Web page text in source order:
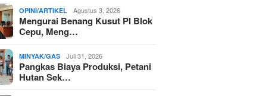
OPINI/ARTIKEL Agustus 3, 2026
Mengurai Benang Kusut PI Blok
Cepu, Meng…
MINYAK/GAS Juli 31, 2026
Pangkas Biaya Produksi, Petani
Hutan Sek…